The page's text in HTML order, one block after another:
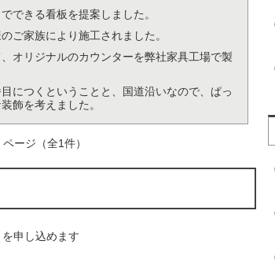
できる看板を提案しました。
ご家族により施工されました。
オリジナルのカウンターを弊社家具工場で製
につくということと、国道沿いなので、ぱっ
飾を考えました。
ージ（全1件）
申し込めます